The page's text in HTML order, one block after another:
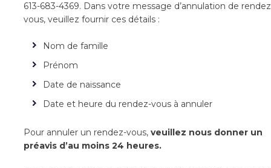
613-683-4369. Dans votre message d’annulation de
vous, veuillez fournir ces détails :
Nom de famille
Prénom
Date de naissance
Date et heure du rendez-vous à annuler
Pour annuler un rendez-vous, veuillez nous donner un
préavis d’au moins 24 heures.